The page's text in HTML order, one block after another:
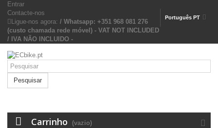
Entrar
Português PT
Contacte-nos
Ligue-nos agora: / Whatsapp: +351 968 081 276
(custo chamada rede móvel) - VAT NOT INCLUDED
/ IVA NÃO INCLUIDO -
Pesquisar
Carrinho (vazio)